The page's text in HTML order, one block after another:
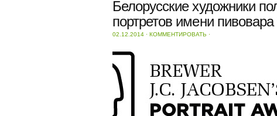
Белорусские художники
портретов имени
02.12.2014 ⋅ КОММЕНТИРОВАТЬ ⋅